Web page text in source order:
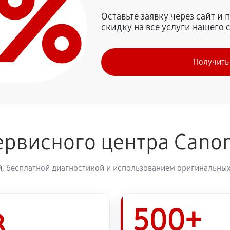
PowerShot SX60 HS
PowerShot SX60 HS
2430 руб
2570 руб
2430 руб
Оставьте заявку через сайт
скидку на все услуги нашего
центра
диагностикой и использованием
500+